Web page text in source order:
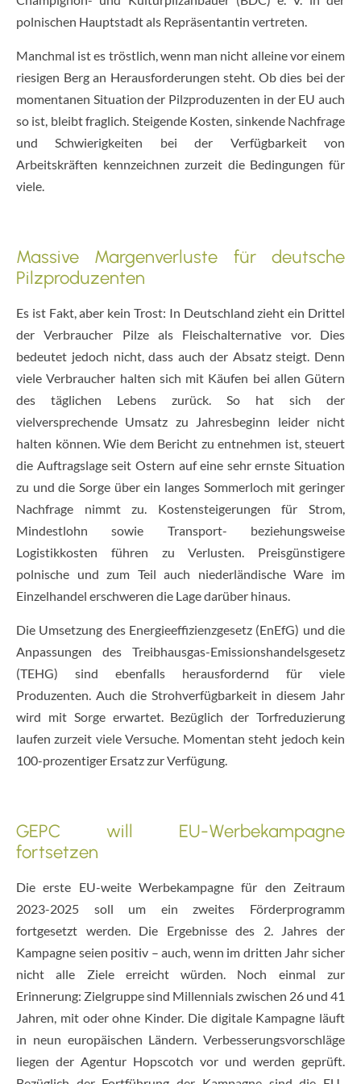
polnischen Hauptstadt als Repräsentantin vertreten.
Manchmal ist es tröstlich, wenn man nicht alleine vor einem
riesigen Berg an Herausforderungen steht. Ob dies bei der
momentanen Situation der Pilzproduzenten in der EU auch
so ist, bleibt fraglich. Steigende Kosten, sinkende Nachfrage
und Schwierigkeiten bei der Verfügbarkeit von
Arbeitskräften kennzeichnen zurzeit die Bedingungen für
viele.
Massive Margenverluste für deutsche
Pilzproduzenten
Es ist Fakt, aber kein Trost: In Deutschland zieht ein Drittel
der Verbraucher Pilze als Fleischalternative vor. Dies
bedeutet jedoch nicht, dass auch der Absatz steigt. Denn
viele Verbraucher halten sich mit Käufen bei allen Gütern
des täglichen Lebens zurück. So hat sich der
vielversprechende Umsatz zu Jahresbeginn leider nicht
halten können. Wie dem Bericht zu entnehmen ist, steuert
die Auftragslage seit Ostern auf eine sehr ernste Situation
zu und die Sorge über ein langes Sommerloch mit geringer
Nachfrage nimmt zu. Kostensteigerungen für Strom,
Mindestlohn sowie Transport- beziehungsweise
Logistikkosten führen zu Verlusten. Preisgünstigere
polnische und zum Teil auch niederländische Ware im
Einzelhandel erschweren die Lage darüber hinaus.
Die Umsetzung des Energieeffizienzgesetz (EnEfG) und die
Anpassungen des Treibhausgas-Emissionshandelsgesetz
(TEHG) sind ebenfalls herausfordernd für viele
Produzenten. Auch die Strohverfügbarkeit in diesem Jahr
wird mit Sorge erwartet. Bezüglich der Torfreduzierung
laufen zurzeit viele Versuche. Momentan steht jedoch kein
100-prozentiger Ersatz zur Verfügung.
GEPC will EU-Werbekampagne
fortsetzen
Die erste EU-weite Werbekampagne für den Zeitraum
2023-2025 soll um ein zweites Förderprogramm
fortgesetzt werden. Die Ergebnisse des 2. Jahres der
Kampagne seien positiv – auch, wenn im dritten Jahr sicher
nicht alle Ziele erreicht würden. Noch einmal zur
Erinnerung: Zielgruppe sind Millennials zwischen 26 und 41
Jahren, mit oder ohne Kinder. Die digitale Kampagne läuft
in neun europäischen Ländern. Verbesserungsvorschläge
liegen der Agentur Hopscotch vor und werden geprüft.